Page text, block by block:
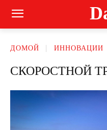
ДОМОЙ ИННОВАЦИИ
СКОРОСТНОЙ